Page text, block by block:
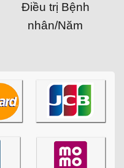
Điều trị Bệnh
nhân/Năm